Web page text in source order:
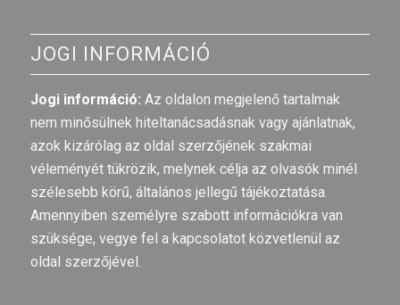
JOGI INFORMÁCIÓ
Jogi információ: Az oldalon megjelenő tartalmak
nem minősülnek hiteltanácsadásnak vagy ajánlatnak,
azok kizárólag az oldal szerzőjének szakmai
véleményét tükrözik, melynek célja az olvasók minél
szélesebb körű, általános jellegű tájékoztatása.
Amennyiben személyre szabott információkra van
szüksége, vegye fel a kapcsolatot közvetlenül az
oldal szerzőjével.